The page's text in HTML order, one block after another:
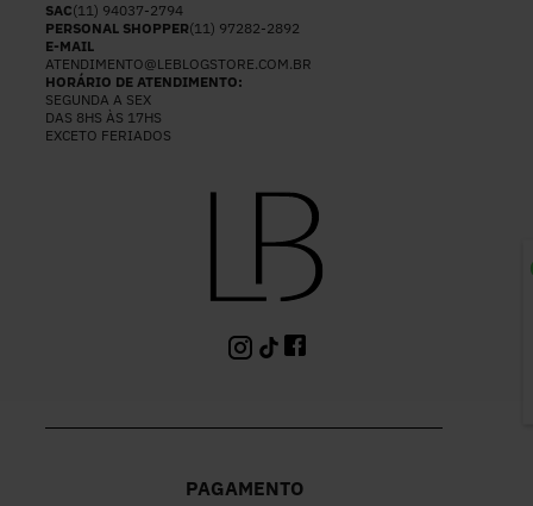
SAC(11) 94037-2794
PERSONAL SHOPPER(11) 97282-2892
E-MAIL
ATENDIMENTO@LEBLOGSTORE.COM.BR
HORÁRIO DE ATENDIMENTO:
SEGUNDA A SEX
DAS 8HS ÀS 17HS
EXCETO FERIADOS
PAGAMENTO